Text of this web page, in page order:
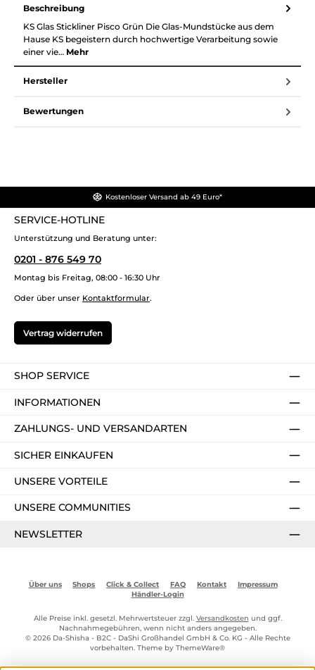
Beschreibung
KS Glas Stickliner Pisco Grün Die Glas-Mundstücke aus dem
Hause KS begeistern durch hochwertige Verarbeitung sowie
einer vie… Mehr
Hersteller
Bewertungen
Kostenloser Versand ab 49 Euro*
SERVICE-HOTLINE
Unterstützung und Beratung unter:
0201 - 876 549 70
Montag bis Freitag, 08:00 - 16:30 Uhr
Oder über unser Kontaktformular.
Vertrag widerrufen
SHOP SERVICE
INFORMATIONEN
ZAHLUNGS- UND VERSANDARTEN
SICHER EINKAUFEN
UNSERE VORTEILE
UNSERE COMMUNITIES
NEWSLETTER
Über uns Shops Click & Collect FAQ Kontakt
Impressum
Händler-Login
Alle Preise inkl. gesetzl. Mehrwertsteuer zzgl. Versandkosten und ggf.
Nachnahmegebühren, wenn nicht anders angegeben.
© 2026 Da-Shisha - B2C - DaShi Großhandel GmbH & Co. KG - Alle Rechte
vorbehalten. Theme by ThemeWare®